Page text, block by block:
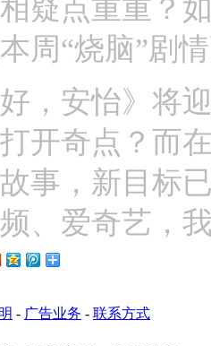
疑点重重？
周“烧脑”剧
安怡》将迎
开奇点？而
事，新目标
、爱奇艺，
- 广告业务 - 联系方式